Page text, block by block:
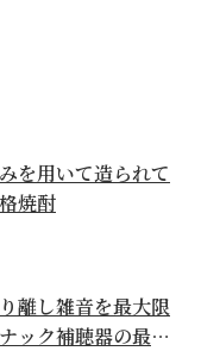
を用いて造られて
焼酎
離し雑音を最大限
ック補聴器の最上